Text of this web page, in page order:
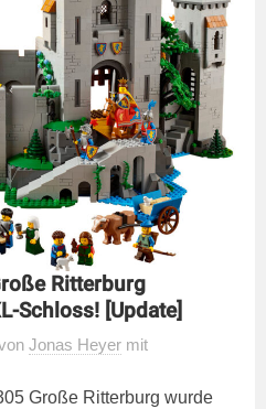
Ritterburg
Schloss! [Update]
Jonas Heyer mit
Große Ritterburg wurde